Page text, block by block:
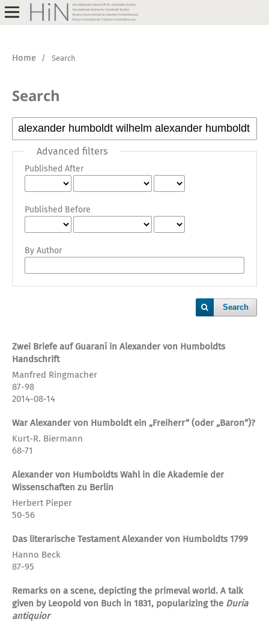
Home / Search
Search
Advanced filters
Published After
Published Before
By Author
Search
Zwei Briefe auf Guaraní in Alexander von Humboldts
Handschrift
Manfred Ringmacher
87-98
2014-08-14
War Alexander von Humboldt ein „Freiherr“ (oder „Baron“)?
Kurt-R. Biermann
68-71
Alexander von Humboldts Wahl in die Akademie der
Wissenschaften zu Berlin
Herbert Pieper
50-56
Das literarische Testament Alexander von Humboldts 1799
Hanno Beck
87-95
Remarks on a scene, depicting the primeval world. A talk
given by Leopold von Buch in 1831, popularizing the Duria
antiquior